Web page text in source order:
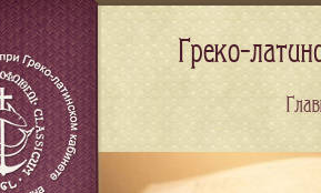
Греко-